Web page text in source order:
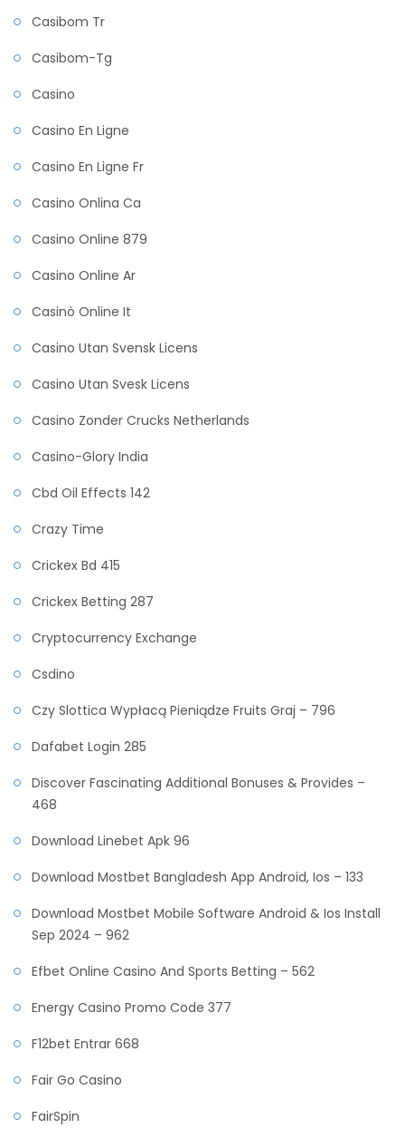
Casibom Tr
Casibom-Tg
Casino
Casino En Ligne
Casino En Ligne Fr
Casino Onlina Ca
Casino Online 879
Casino Online Ar
Casinò Online It
Casino Utan Svensk Licens
Casino Utan Svesk Licens
Casino Zonder Crucks Netherlands
Casino-Glory India
Cbd Oil Effects 142
Crazy Time
Crickex Bd 415
Crickex Betting 287
Cryptocurrency Exchange
Csdino
Czy Slottica Wypłacą Pieniądze Fruits Graj – 796
Dafabet Login 285
Discover Fascinating Additional Bonuses & Provides –
468
Download Linebet Apk 96
Download Mostbet Bangladesh App Android, Ios – 133
Download Mostbet Mobile Software Android & Ios Install
Sep 2024 – 962
Efbet Online Casino And Sports Betting – 562
Energy Casino Promo Code 377
F12bet Entrar 668
Fair Go Casino
FairSpin